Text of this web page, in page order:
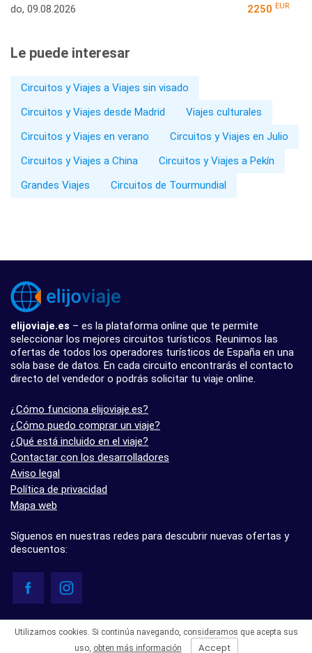
do, 09.08.2026 2250 EUR
Le puede interesar
Circuitos y Viajes a Viajes sin visado
Circuitos y Viajes desde Madrid
Viajes culturales
Circuitos y Viajes en verano
Circuitos y Viajes en Julio
Circuitos y Viajes a China
Circuitos y Viajes a Pekín
Grandes Viajes
Circuitos de Tourmundial
elijoviaje.es – es la plataforma online que te permite
seleccionar los mejores circuitos turísticos. Reunimos las
ofertas de todos los operadores turísticos de España en una
sola base de datos. En cada circuito encontrarás el contacto
directo del vendedor o podrás solicitar tu viaje online.
¿Cómo funciona elijoviaje.es?
¿Cómo puedo comprar un viaje?
¿Qué está incluido en el viaje?
Contactar con los desarrolladores
Aviso legal
Política de privacidad
Mapa web
Síguenos en nuestras redes para descubrir nuevas ofertas y
descuentos:
- 5.0 basado en 7 opiniones
Utilizamos cookies. Si continúa navegando, consideramos que acepta sus
uso, obten más información Accept